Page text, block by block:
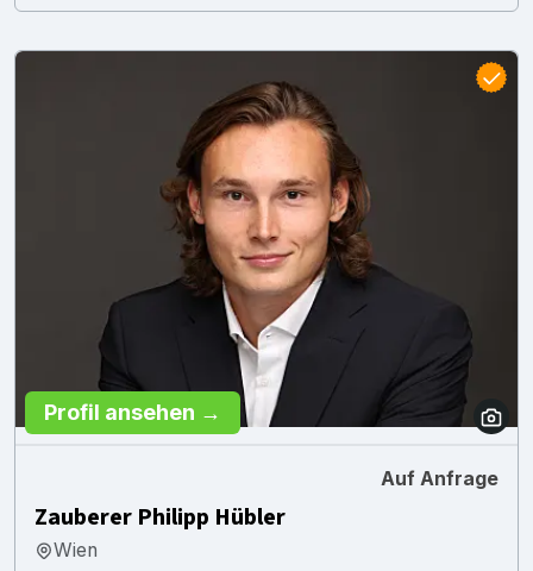
Profil ansehen →
Auf Anfrage
Zauberer Philipp Hübler
Wien